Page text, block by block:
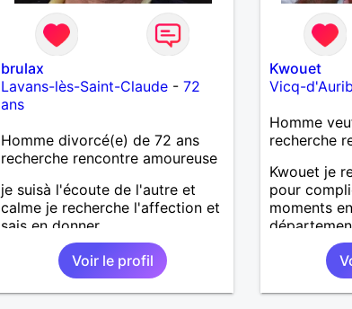
brulax
Lavans-lès-Saint-Claude- 72
ans
Homme divorcé(e) de 72 ans
recherche rencontre amoureuse
je suisà l'écoute de l'autre et
calme je recherche l'affection et
sais en donner
Voir le profil
Kwouet
Vicq-
Homme
recherche
Kwouet je
pour
moments
loin c'est
distance
vous
journée ,